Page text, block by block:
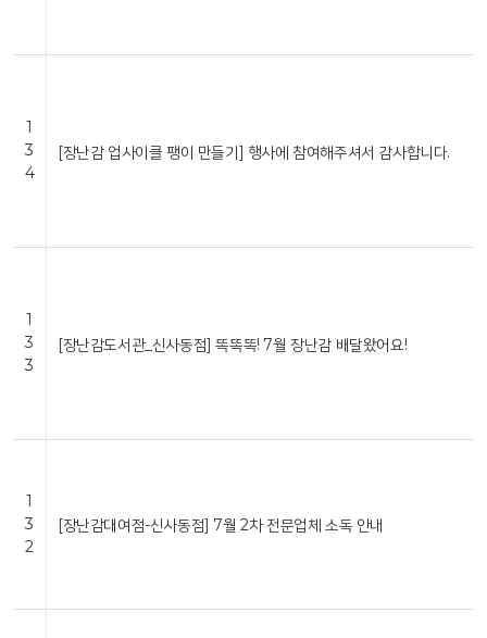
1
3
4
[장난감 업사이클 팽이 만들기] 행사에 참여해주셔서 감사합니다.
1
3
3
[장난감도서관_신사동점] 똑똑똑! 7월 장난감 배달왔어요!
1
3
2
[장난감대여점-신사동점] 7월 2차 전문업체 소독 안내